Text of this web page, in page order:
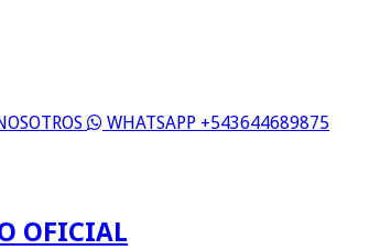
WHATSAPP +543644689875
OFICIAL